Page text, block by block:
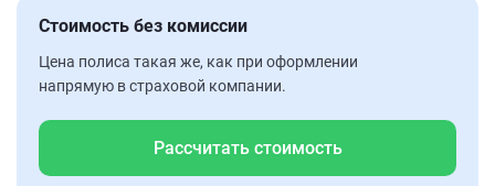
Стоимость без комиссии
Цена полиса такая же, как при оформлении
напрямую в страховой компании.
Рассчитать стоимость